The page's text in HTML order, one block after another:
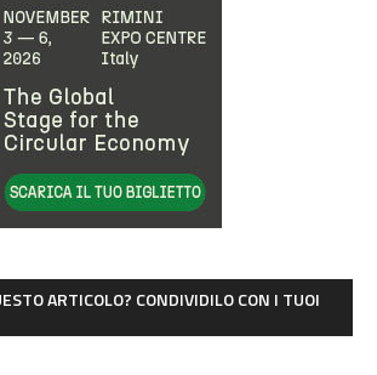
ARTICOLO? CONDIVIDILO CON I TUOI